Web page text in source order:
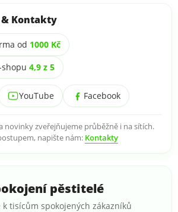
& Kontakty
od 1000 Kč
4,9 z 5
YouTube Facebook
novinky zveřejňujeme průběžně i na sítích.
napište nám: Kontakty
pěstitelé
k tisícům spokojených zákazníků